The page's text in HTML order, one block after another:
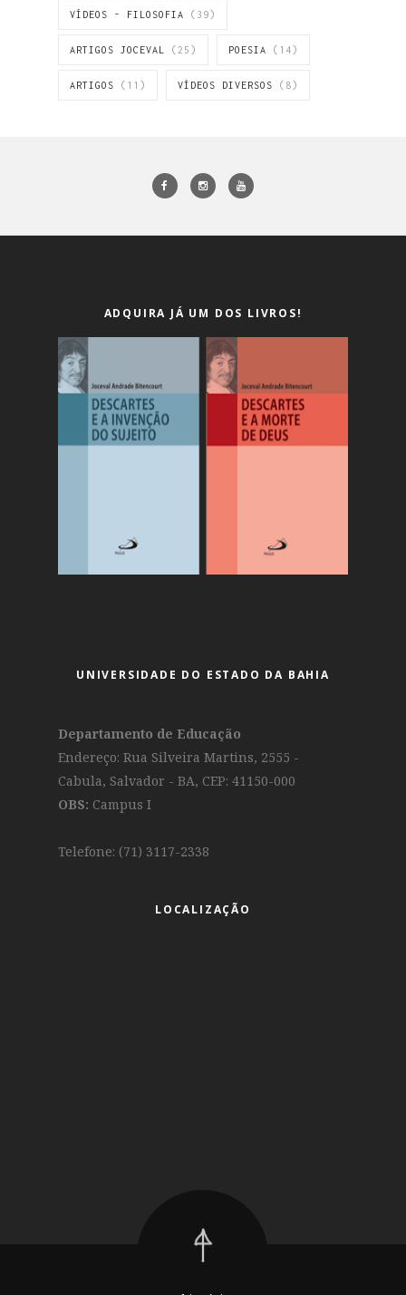
VÍDEOS - FILOSOFIA (39)
ARTIGOS JOCEVAL (25) POESIA (14)
ARTIGOS (11) VÍDEOS DIVERSOS (8)
ADQUIRA JÁ UM DOS LIVROS!
UNIVERSIDADE DO ESTADO DA BAHIA
Departamento de Educação
Endereço: Rua Silveira Martins, 2555 -
Cabula, Salvador - BA, CEP: 41150-000
OBS: Campus I
Telefone: (71) 3117-2338
LOCALIZAÇÃO